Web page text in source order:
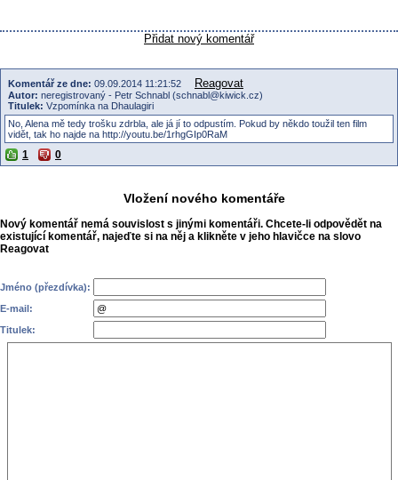
Přidat nový komentář
Komentář ze dne: 09.09.2014 11:21:52 Reagovat
Autor: neregistrovaný - Petr Schnabl (schnabl@kiwick.cz)
Titulek: Vzpomínka na Dhaulagiri
No, Alena mě tedy trošku zdrbla, ale já jí to odpustím. Pokud by někdo toužil ten film
vidět, tak ho najde na http://youtu.be/1rhgGIp0RaM
1 0
Vložení nového komentáře
Nový komentář nemá souvislost s jinými komentáři. Chcete-li odpovědět na
existující komentář, najeďte si na něj a klikněte v jeho hlavičce na slovo
Reagovat
Jméno (přezdívka):
E-mail:
Titulek: